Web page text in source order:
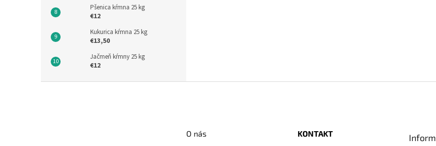
Pšenica kŕmna 25 kg
€12
Kukurica kŕmna 25 kg
€13,50
Jačmeň kŕmny 25 kg
€12
O nás KONTAKT